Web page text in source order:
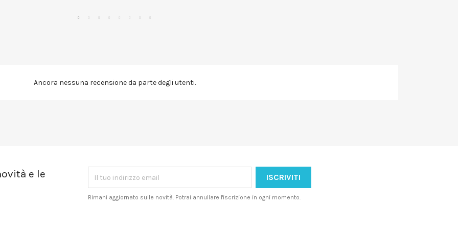
Ancora nessuna recensione da parte degli utenti.
e le
Rimani aggiornato sulle novità. Potrai annullare l'iscrizione in ogni momento.